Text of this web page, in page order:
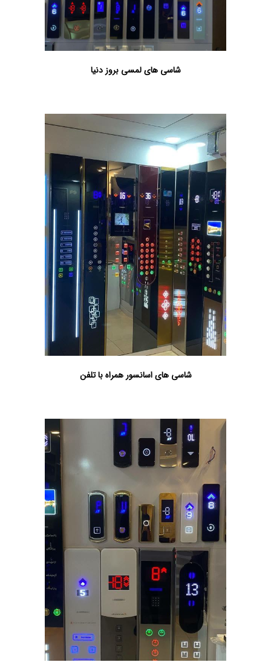
شاسی های لمسی بروز دنیا
شاسی های اسانسور همراه با تلفن